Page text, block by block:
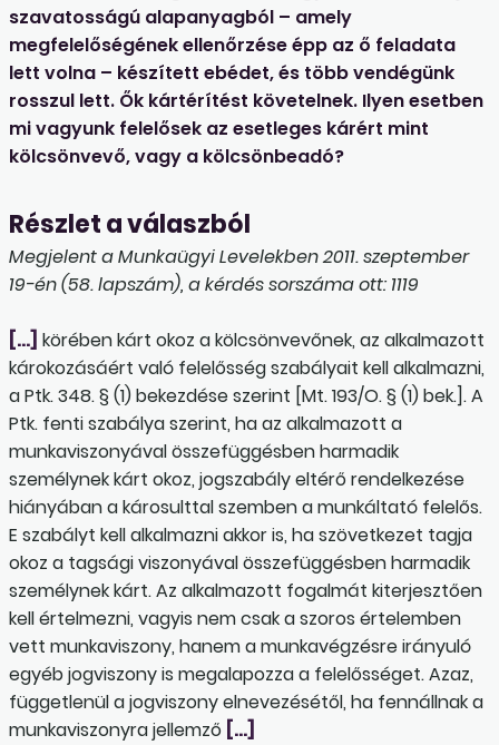
szavatosságú alapanyagból – amely
megfelelőségének ellenőrzése épp az ő feladata
lett volna – készített ebédet, és több vendégünk
rosszul lett. Ők kártérítést követelnek. Ilyen esetben
mi vagyunk felelősek az esetleges kárért mint
kölcsönvevő, vagy a kölcsönbeadó?
Részlet a válaszból
Megjelent a Munkaügyi Levelekben 2011. szeptember
19-én (58. lapszám), a kérdés sorszáma ott: 1119
[…] körében kárt okoz a kölcsönvevőnek, az alkalmazott
károkozásáért való felelősség szabályait kell alkalmazni,
a Ptk. 348. § (1) bekezdése szerint [Mt. 193/O. § (1) bek.]. A
Ptk. fenti szabálya szerint, ha az alkalmazott a
munkaviszonyával összefüggésben harmadik
személynek kárt okoz, jogszabály eltérő rendelkezése
hiányában a károsulttal szemben a munkáltató felelős.
E szabályt kell alkalmazni akkor is, ha szövetkezet tagja
okoz a tagsági viszonyával összefüggésben harmadik
személynek kárt. Az alkalmazott fogalmát kiterjesztően
kell értelmezni, vagyis nem csak a szoros értelemben
vett munkaviszony, hanem a munkavégzésre irányuló
egyéb jogviszony is megalapozza a felelősséget. Azaz,
függetlenül a jogviszony elnevezésétől, ha fennállnak a
munkaviszonyra jellemző […]